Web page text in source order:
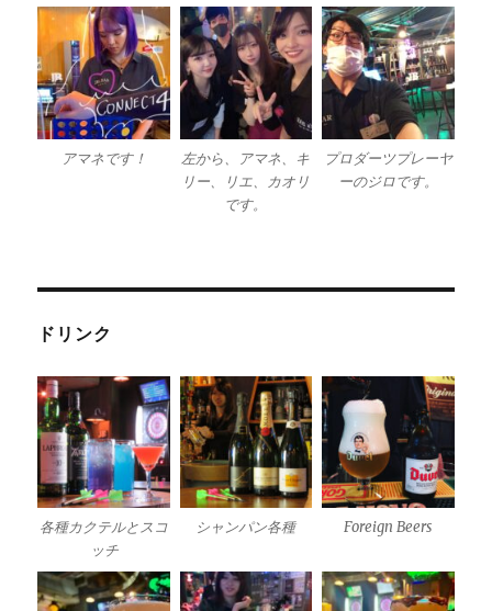
アマネです！
左から、アマネ、キ
リー、リエ、カオリ
です。
プロダーツプレーヤ
ーのジロです。
ドリンク
各種カクテルとスコ
ッチ
シャンパン各種 Foreign Beers